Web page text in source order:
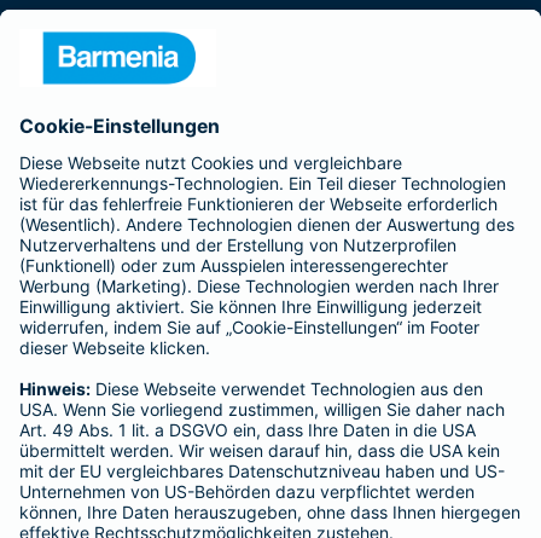
Barmenia ist Teil der BarmeniaGothaer
BELIEBTE SEITEN
Kranken-Zusatzversicherung
Tierversicherungen
Haftpflichtversicherung
Hausratversicherung
Adresse ändern
Schaden melden
Kilometerstandsmeldung
Serviceübersicht